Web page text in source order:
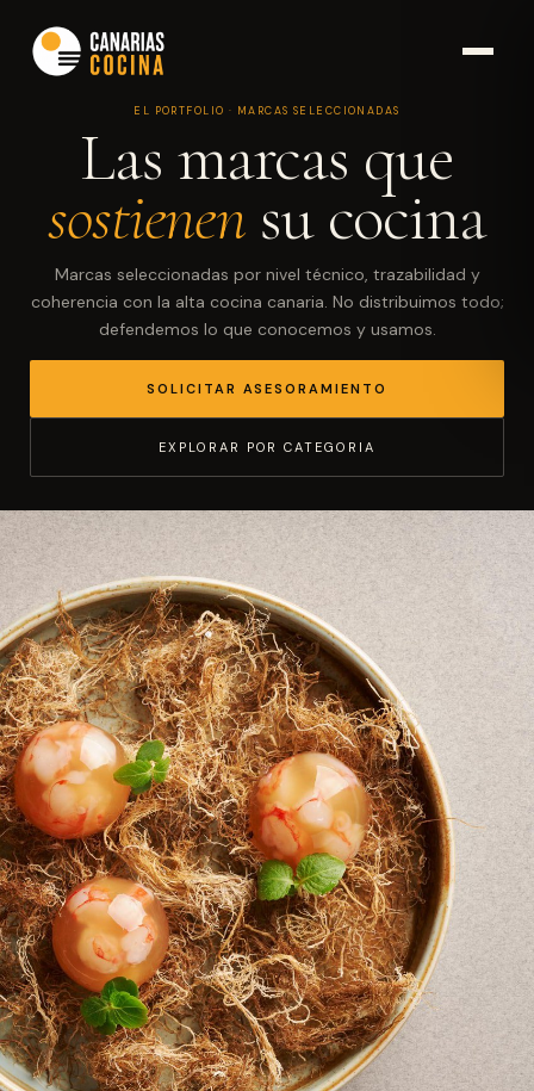
EL PORTFOLIO · MARCAS SELECCIONADAS
Las marcas que
sostienen su cocina
Marcas seleccionadas por nivel técnico, trazabilidad y
coherencia con la alta cocina canaria. No distribuimos todo;
defendemos lo que conocemos y usamos.
SOLICITAR ASESORAMIENTO
EXPLORAR POR CATEGORIA